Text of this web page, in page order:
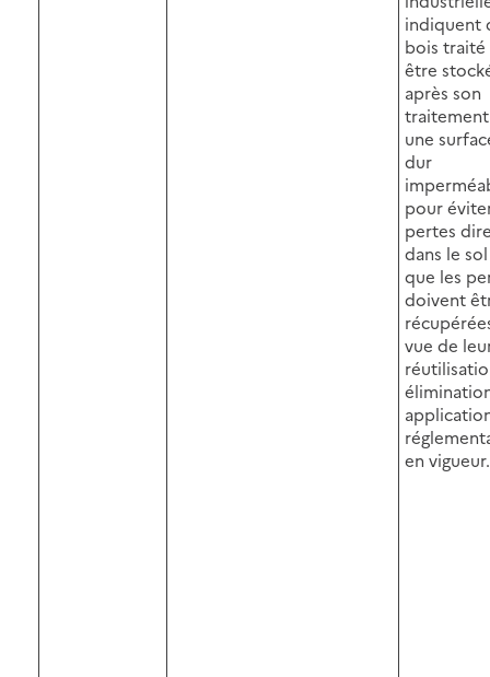
indiquent
bois
être
après son
une
dur
pour
pertes
dans le
que les
doivent
vue de
en vigueur.